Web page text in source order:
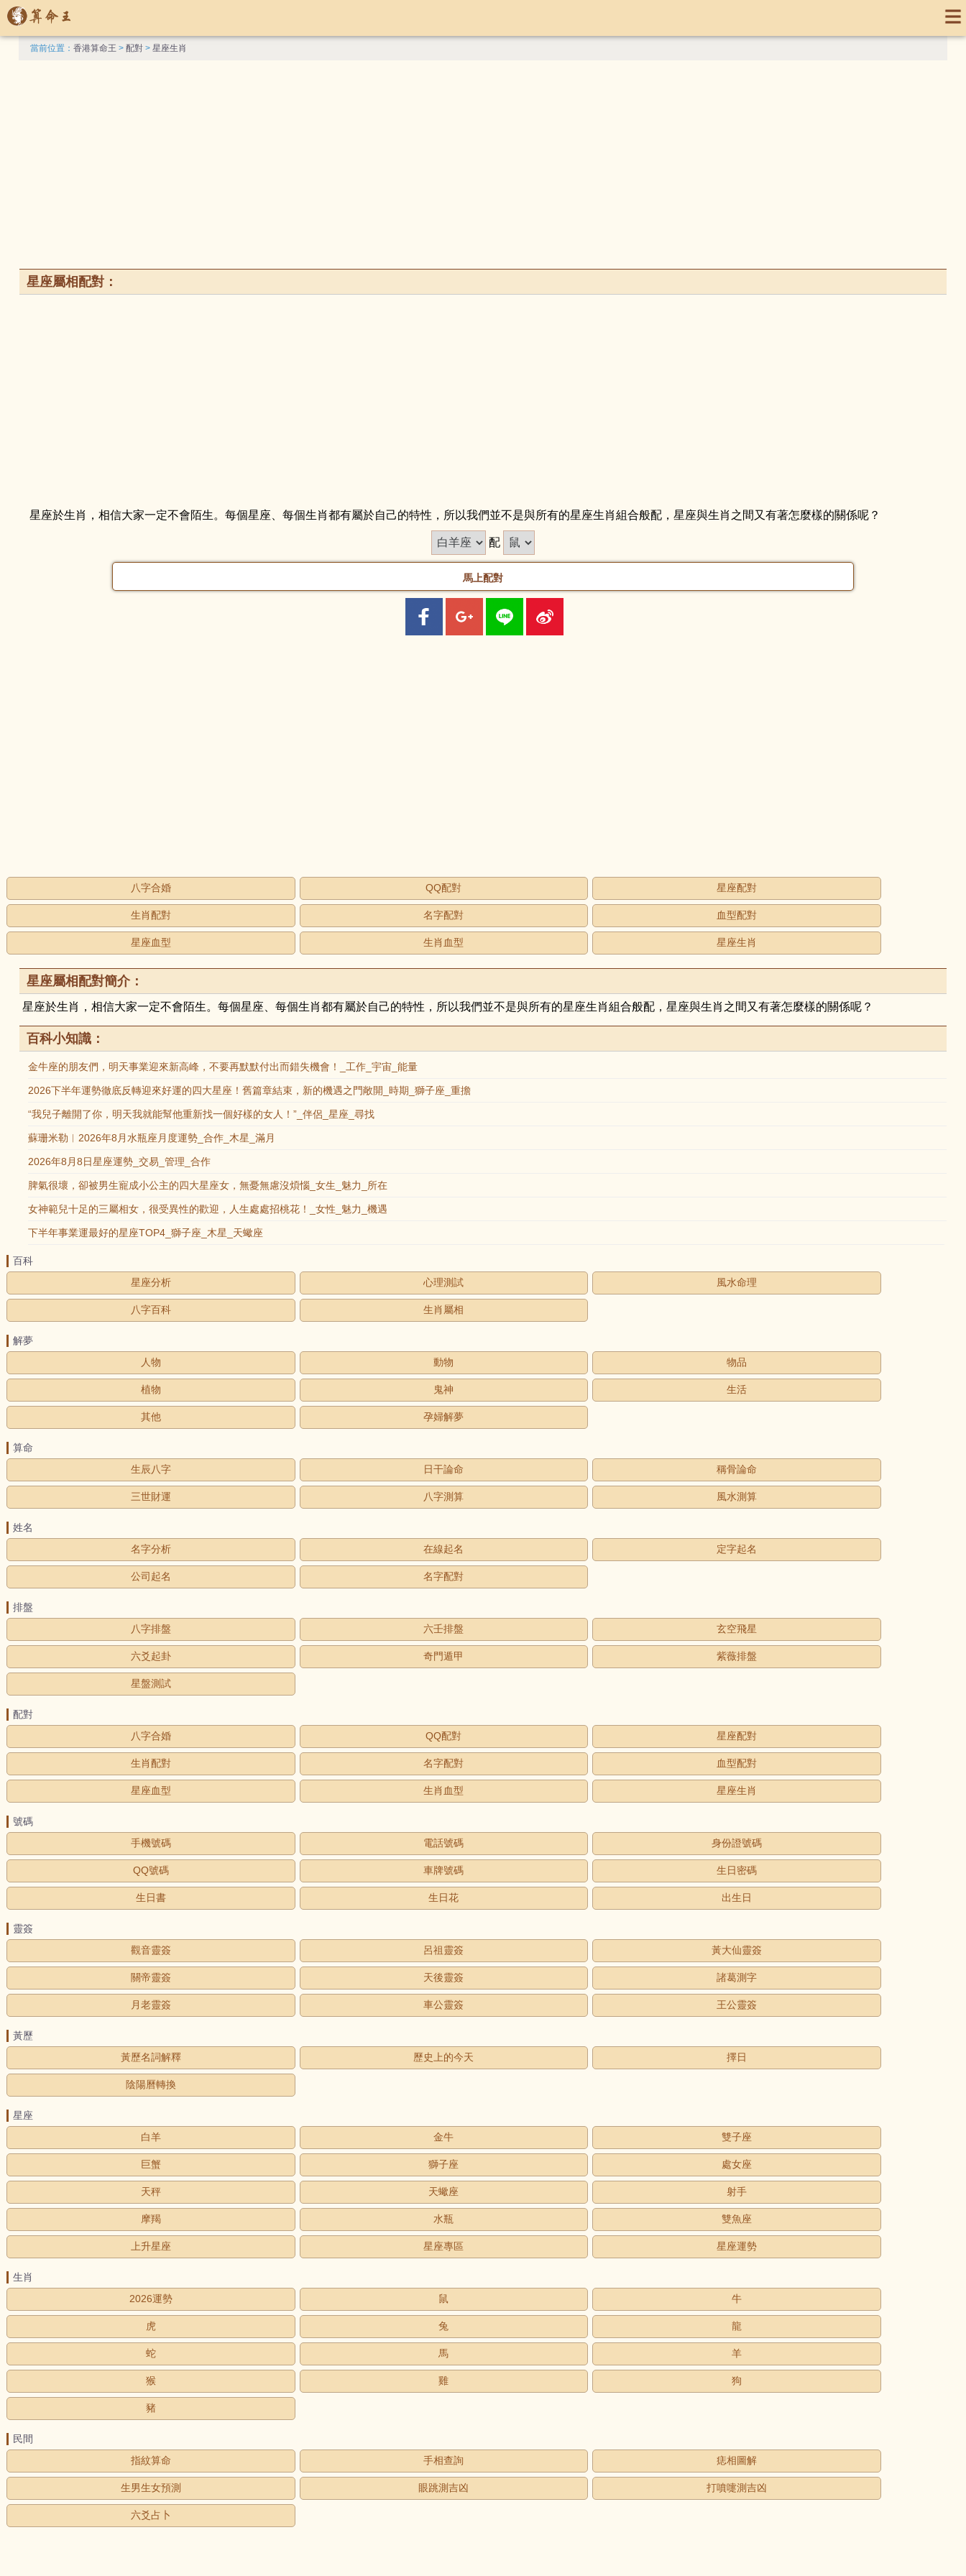
當前位置： 香港算命王 > 配對> 星座生肖
星座屬相配對：
星座於生肖，相信大家一定不會陌生。每個星座、每個生肖都有屬於自己的特性，所以我們並不是與所有的星座生肖組合般配，星座與生肖之間又有著怎麼樣的關係呢？
配
八字合婚 QQ配對 星座配對
生肖配對 名字配對 血型配對
星座血型 生肖血型 星座生肖
星座屬相配對簡介：
星座於生肖，相信大家一定不會陌生。每個星座、每個生肖都有屬於自己的特性，所以我們並不是與所有的星座生肖組合般配，星座與生肖之間又有著怎麼樣的關係呢？
百科小知識：
金牛座的朋友們，明天事業迎來新高峰，不要再默默付出而錯失機會！_工作_宇宙_能量
2026下半年運勢徹底反轉迎來好運的四大星座！舊篇章結束，新的機遇之門敞開_時期_獅子座_重擔
“我兒子離開了你，明天我就能幫他重新找一個好樣的女人！”_伴侶_星座_尋找
蘇珊米勒︱2026年8月水瓶座月度運勢_合作_木星_滿月
2026年8月8日星座運勢_交易_管理_合作
脾氣很壞，卻被男生寵成小公主的四大星座女，無憂無慮沒煩惱_女生_魅力_所在
女神範兒十足的三屬相女，很受異性的歡迎，人生處處招桃花！_女性_魅力_機遇
下半年事業運最好的星座TOP4_獅子座_木星_天蠍座
百科
星座分析
心理測試 風水命理
八字百科 生肖屬相
解夢
人物
動物 物品
植物 鬼神 生活
其他 孕婦解夢
算命
生辰八字
日干論命 稱骨論命
三世財運 八字測算 風水測算
姓名
名字分析
在線起名 定字起名
公司起名 名字配對
排盤
八字排盤
六壬排盤 玄空飛星
六爻起卦 奇門遁甲 紫薇排盤
星盤測試
配對
八字合婚
QQ配對 星座配對
生肖配對 名字配對 血型配對
星座血型 生肖血型 星座生肖
號碼
手機號碼
電話號碼 身份證號碼
QQ號碼 車牌號碼 生日密碼
生日書 生日花 出生日
靈簽
觀音靈簽
呂祖靈簽 黃大仙靈簽
關帝靈簽 天後靈簽 諸葛測字
月老靈簽 車公靈簽 王公靈簽
黃歷
黃歷名詞解釋
歷史上的今天 擇日
陰陽曆轉換
星座
白羊
金牛 雙子座
巨蟹 獅子座 處女座
天秤 天蠍座 射手
摩羯 水瓶 雙魚座
上升星座 星座專區 星座運勢
生肖
2026運勢
鼠 牛
虎 兔 龍
蛇 馬 羊
猴 雞 狗
豬
民間
指紋算命
手相查詢 痣相圖解
生男生女預測 眼跳測吉凶 打噴嚏測吉凶
六爻占卜